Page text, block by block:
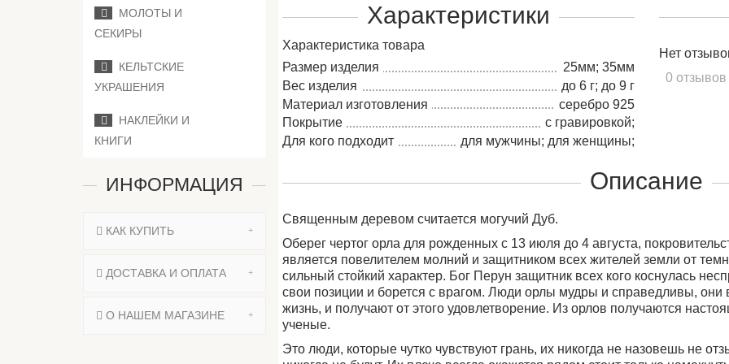
МОЛОТЫ И
СЕКИРЫ
КЕЛЬТСКИЕ
УКРАШЕНИЯ
НАКЛЕЙКИ И
КНИГИ
ИНФОРМАЦИЯ
КАК КУПИТЬ
ДОСТАВКА И ОПЛАТА
О НАШЕМ МАГАЗИНЕ
Характеристики
Характеристика товара
Размер изделия
25мм; 35мм
Вес изделия
до 6 г; до 9 г
Материал изготовления
серебро 925
Покрытие
с гравировкой;
Для кого подходит
для мужчины; для женщины;
Нет
0 отзывов
Описание
Священным деревом считается могучий Дуб.
Оберег чертог орла для рожденных с 13 июля до 4 августа,
является повелителем молний и защитником всех жителей земли от
сильный стойкий характер. Бог Перун защитник всех кого коснулась
свои позиции и борется с врагом. Люди орлы мудры и справедливы, они
жизнь, и получают от этого удовлетворение. Из орлов получаются
ученые.
Это люди, которые чутко чувствуют грань, их никогда не назовешь не